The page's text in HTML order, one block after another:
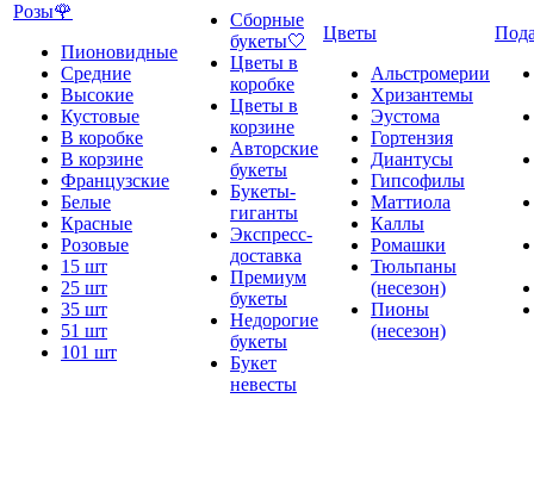
Розы🌹
Пионовидные
Средние
Высокие
Кустовые
В коробке
В корзине
Французские
Белые
Красные
Розовые
15 шт
25 шт
35 шт
51 шт
101 шт
Сборные
букеты🤍
Цветы в
коробке
Цветы в
корзине
Авторские
букеты
Букеты-
гиганты
Экспресс-
доставка
Премиум
букеты
Недорогие
букеты
Букет
невесты
Цветы
Альстромерии
Хризантемы
Эустома
Гортензия
Диантусы
Гипсофилы
Маттиола
Каллы
Ромашки
Тюльпаны
(несезон)
Пионы
(несезон)